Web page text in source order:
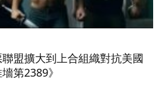
盟擴大到上合組織對抗美國
第2389》